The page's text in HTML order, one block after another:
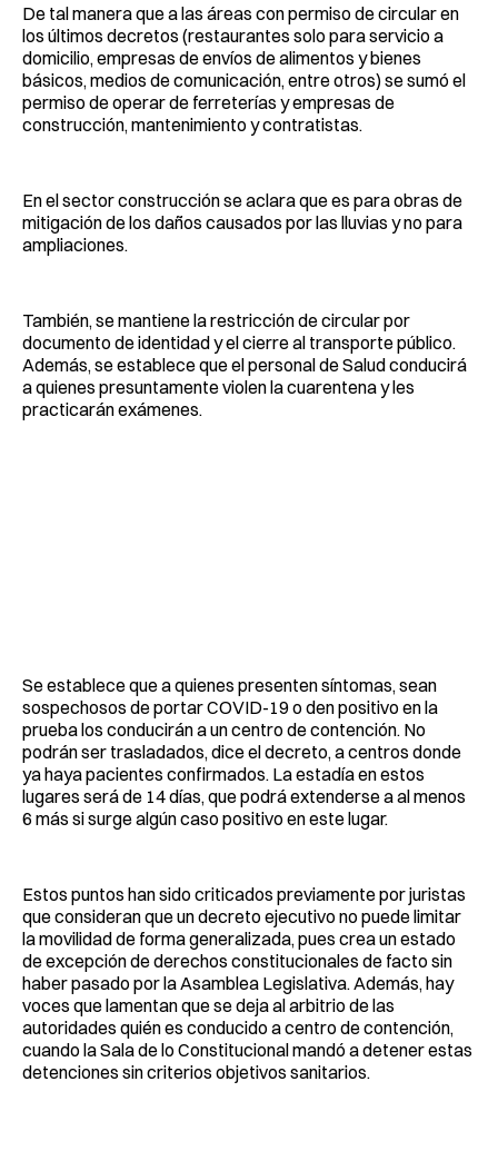
De tal manera que a las áreas con permiso de circular en
los últimos decretos (restaurantes solo para servicio a
domicilio, empresas de envíos de alimentos y bienes
básicos, medios de comunicación, entre otros) se sumó el
permiso de operar de ferreterías y empresas de
construcción, mantenimiento y contratistas.
En el sector construcción se aclara que es para obras de
mitigación de los daños causados por las lluvias y no para
ampliaciones.
También, se mantiene la restricción de circular por
documento de identidad y el cierre al transporte público.
Además, se establece que el personal de Salud conducirá
a quienes presuntamente violen la cuarentena y les
practicarán exámenes.
Se establece que a quienes presenten síntomas, sean
sospechosos de portar COVID-19 o den positivo en la
prueba los conducirán a un centro de contención. No
podrán ser trasladados, dice el decreto, a centros donde
ya haya pacientes confirmados. La estadía en estos
lugares será de 14 días, que podrá extenderse a al menos
6 más si surge algún caso positivo en este lugar.
Estos puntos han sido criticados previamente por juristas
que consideran que un decreto ejecutivo no puede limitar
la movilidad de forma generalizada, pues crea un estado
de excepción de derechos constitucionales de facto sin
haber pasado por la Asamblea Legislativa. Además, hay
voces que lamentan que se deja al arbitrio de las
autoridades quién es conducido a centro de contención,
cuando la Sala de lo Constitucional mandó a detener estas
detenciones sin criterios objetivos sanitarios.